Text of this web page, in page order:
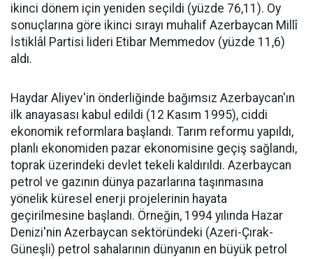
ikinci dönem için yeniden seçildi (yüzde 76,11). Oy
sonuçlarına göre ikinci sırayı muhalif Azerbaycan Millî
İstiklâl Partisi lideri Etibar Memmedov (yüzde 11,6)
aldı.
Haydar Aliyev'in önderliğinde bağımsız Azerbaycan'ın
ilk anayasası kabul edildi (12 Kasım 1995), ciddi
ekonomik reformlara başlandı. Tarım reformu yapıldı,
planlı ekonomiden pazar ekonomisine geçiş sağlandı,
toprak üzerindeki devlet tekeli kaldırıldı. Azerbaycan
petrol ve gazının dünya pazarlarına taşınmasına
yönelik küresel enerji projelerinin hayata
geçirilmesine başlandı. Örneğin, 1994 yılında Hazar
Denizi'nin Azerbaycan sektöründeki (Azeri-Çırak-
Güneşli) petrol sahalarının dünyanın en büyük petrol